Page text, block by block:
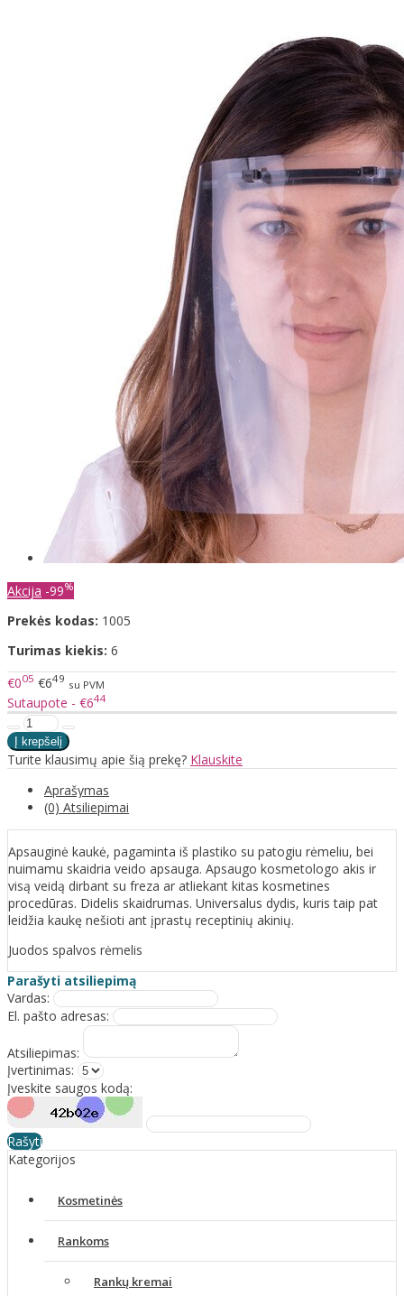
Akcija -99%
Prekės kodas: 1005
Turimas kiekis: 6
€005 €649 su PVM
Sutaupote - €644
Turite klausimų apie šią prekę? Klauskite
Aprašymas
(0) Atsiliepimai
Apsauginė kaukė, pagaminta iš plastiko su patogiu rėmeliu, bei
nuimamu skaidria veido apsauga. Apsaugo kosmetologo akis ir
visą veidą dirbant su freza ar atliekant kitas kosmetines
procedūras. Didelis skaidrumas. Universalus dydis, kuris taip pat
leidžia kaukę nešioti ant įprastų receptinių akinių.
Juodos spalvos rėmelis
Parašyti atsiliepimą
Vardas:
El. pašto adresas:
Atsiliepimas:
Įvertinimas:
Įveskite saugos kodą:
Rašyti
Kategorijos
Kosmetinės
Rankoms
Rankų kremai